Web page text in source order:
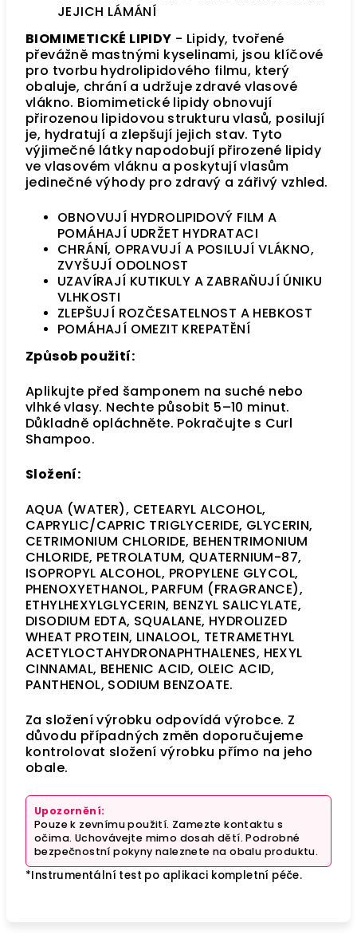
JEJICH LÁMÁNÍ
BIOMIMETICKÉ LIPIDY - Lipidy, tvořené
převážně mastnými kyselinami, jsou klíčové
pro tvorbu hydrolipidového filmu, který
obaluje, chrání a udržuje zdravé vlasové
vlákno. Biomimetické lipidy obnovují
přirozenou lipidovou strukturu vlasů, posilují
je, hydratují a zlepšují jejich stav. Tyto
výjimečné látky napodobují přirozené lipidy
ve vlasovém vláknu a poskytují vlasům
jedinečné výhody pro zdravý a zářivý vzhled.
OBNOVUJÍ HYDROLIPIDOVÝ FILM A
POMÁHAJÍ UDRŽET HYDRATACI
CHRÁNÍ, OPRAVUJÍ A POSILUJÍ VLÁKNO,
ZVYŠUJÍ ODOLNOST
UZAVÍRAJÍ KUTIKULY A ZABRAŇUJÍ ÚNIKU
VLHKOSTI
ZLEPŠUJÍ ROZČESATELNOST A HEBKOST
POMÁHAJÍ OMEZIT KREPATĚNÍ
Způsob použití:
Aplikujte před šamponem na suché nebo
vlhké vlasy. Nechte působit 5–10 minut.
Důkladně opláchněte. Pokračujte s Curl
Shampoo.
Složení:
AQUA (WATER), CETEARYL ALCOHOL,
CAPRYLIC/CAPRIC TRIGLYCERIDE, GLYCERIN,
CETRIMONIUM CHLORIDE, BEHENTRIMONIUM
CHLORIDE, PETROLATUM, QUATERNIUM-87,
ISOPROPYL ALCOHOL, PROPYLENE GLYCOL,
PHENOXYETHANOL, PARFUM (FRAGRANCE),
ETHYLHEXYLGLYCERIN, BENZYL SALICYLATE,
DISODIUM EDTA, SQUALANE, HYDROLIZED
WHEAT PROTEIN, LINALOOL, TETRAMETHYL
ACETYLOCTAHYDRONAPHTHALENES, HEXYL
CINNAMAL, BEHENIC ACID, OLEIC ACID,
PANTHENOL, SODIUM BENZOATE.
Za složení výrobku odpovídá výrobce. Z
důvodu případných změn doporučujeme
kontrolovat složení výrobku přímo na jeho
obale.
Upozornění:
Pouze k zevnímu použití. Zamezte kontaktu s
očima. Uchovávejte mimo dosah dětí. Podrobné
bezpečnostní pokyny naleznete na obalu produktu.
*Instrumentální test po aplikaci kompletní péče.